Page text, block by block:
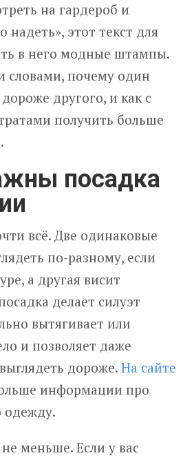
на гардероб и
надеть», этот текст для
в него модные штампы.
почему один
другого, и как с
получить больше
посадка
всё. Две одинаковые
по-разному, если
а другая висит
делает силуэт
вытягивает или
и позволяет даже
дороже. На сайте
информации про
одежду.
меньше. Если у вас